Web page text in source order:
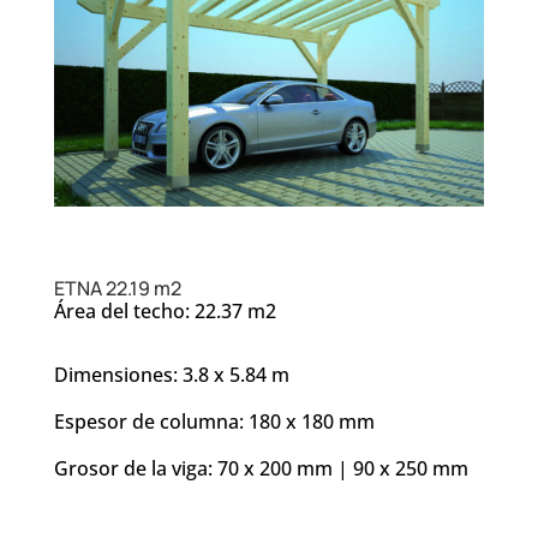
ETNA 22.19 m2
Área del techo: 22.37 m2
Dimensiones: 3.8 x 5.84 m
Espesor de columna: 180 x 180 mm
Grosor de la viga: 70 x 200 mm | 90 x 250 mm